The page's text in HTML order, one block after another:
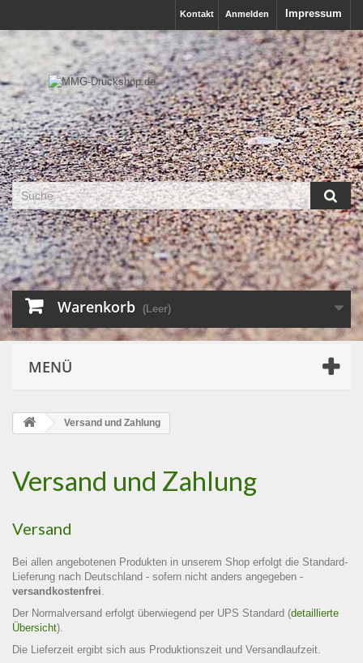
Impressum
Anmelden
Kontakt
Warenkorb (Leer)
MENÜ
Versand und Zahlung
Versand und Zahlung
Versand
Bei allen angebotenen Produkten in unserem Shop erfolgt die Standard-
Lieferung nach Deutschland - sofern nicht anders angegeben -
versandkostenfrei.
Der Normalversand erfolgt überwiegend per UPS Standard (detaillierte
Übersicht).
Die Lieferzeit ergibt sich aus Produktionszeit und Versandlaufzeit.